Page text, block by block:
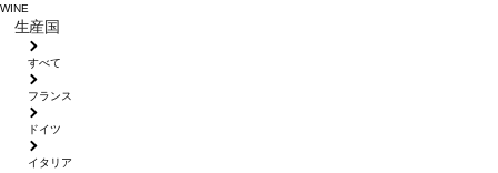
WINE
生産国
すべて
フランス
ドイツ
イタリア